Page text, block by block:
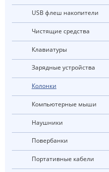
USB флеш накопители
Чистящие средства
Клавиатуры
Зарядные устройства
Колонки
Компьютерные мыши
Наушники
Повербанки
Портативные кабели